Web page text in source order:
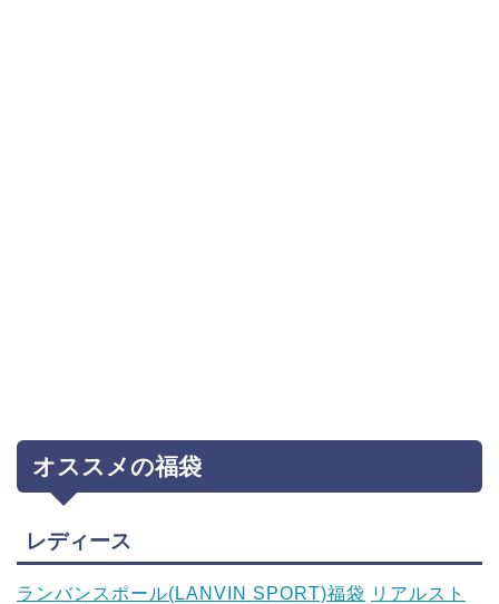
オススメの福袋
レディース
ランバンスポール(LANVIN SPORT)福袋 リアルスト